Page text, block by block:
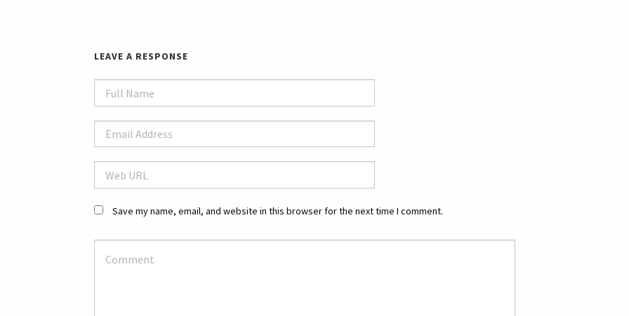
LEAVE A RESPONSE
Save my name, email, and website in this browser for the next time I comment.